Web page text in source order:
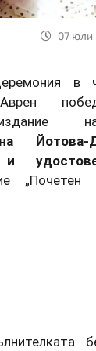
07 юли
в
Йотова-
„Почетен